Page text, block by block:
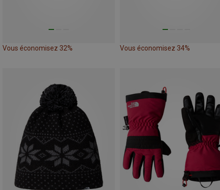
Vous économisez 32% Vous économisez 34%